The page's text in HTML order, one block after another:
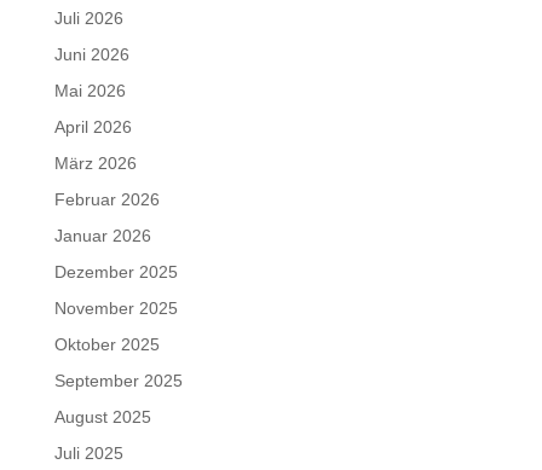
Juli 2026
Juni 2026
Mai 2026
April 2026
März 2026
Februar 2026
Januar 2026
Dezember 2025
November 2025
Oktober 2025
September 2025
August 2025
Juli 2025